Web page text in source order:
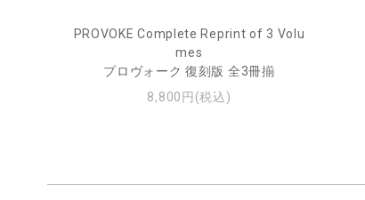
PROVOKE Complete Reprint of 3 Volu
mes
プロヴォーク 復刻版 全3冊揃
8,800円(税込)